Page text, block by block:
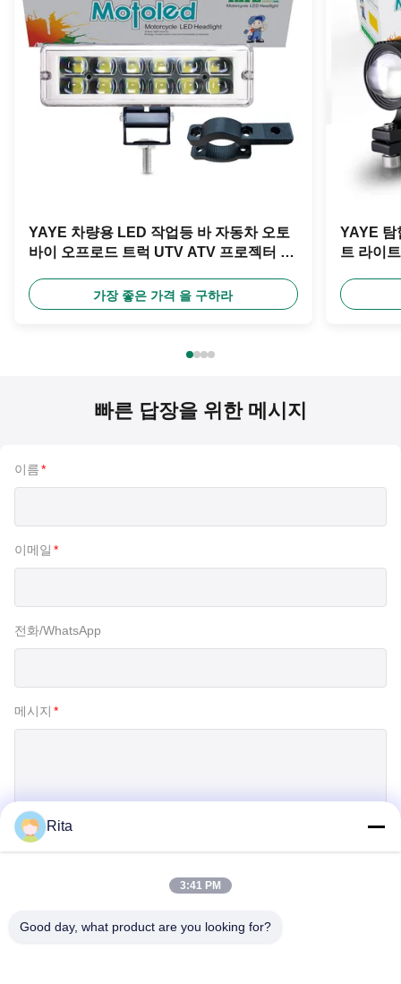
YAYE 차량용 LED 작업등 바 자동차 오토
바이 오프로드 트럭 UTV ATV 프로젝터 렌
6500k
가장 좋은 가격 을 구하라
YAYE 탐
트 라이
빠른 답장을 위한 메시지
이름*
이메일 *
전화/WhatsApp
메시지 *
Rita
3:41 PM
Good day, what product are you looking for?